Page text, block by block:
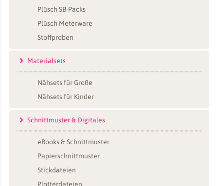
Plüsch SB-Packs
Plüsch Meterware
Stoffproben
Materialsets
Nähsets für Große
Nähsets für Kinder
Schnittmuster & Digitales
eBooks & Schnittmuster
Papierschnittmuster
Stickdateien
Plotterdateien